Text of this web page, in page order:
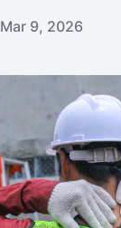
Mar 9, 2026